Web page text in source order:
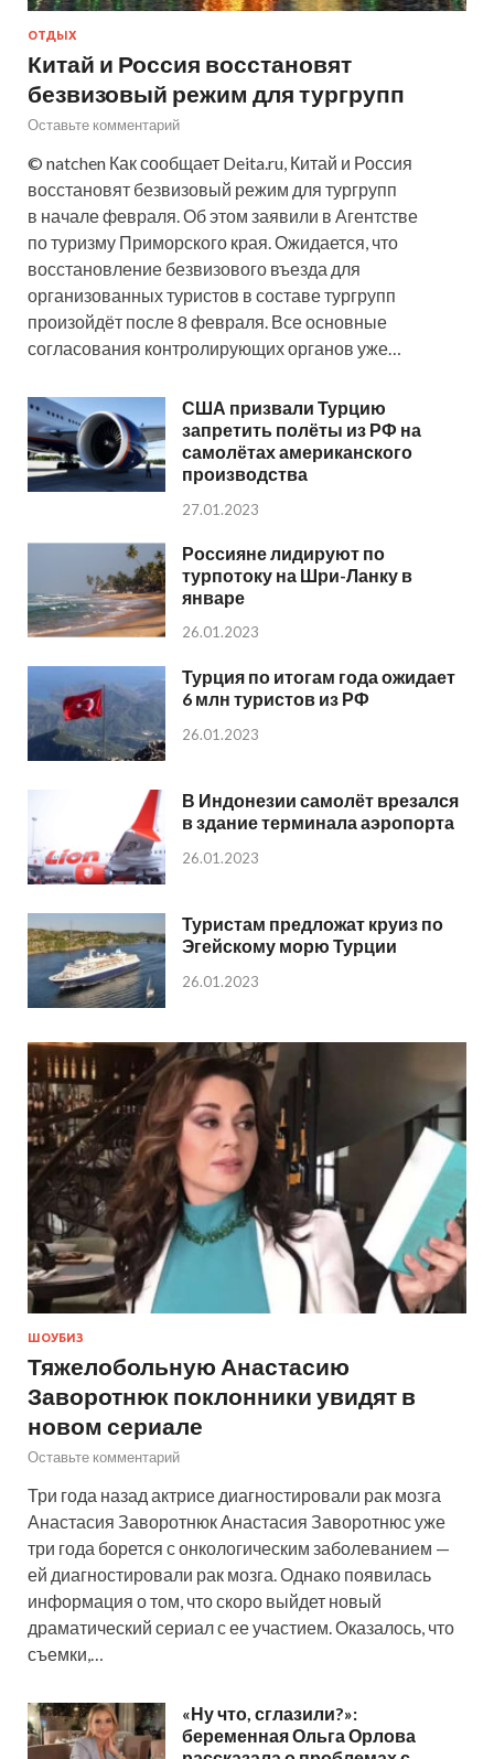
ОТДЫХ
Китай и Россия восстановят
безвизовый режим для тургрупп
Оставьте комментарий
© natchen Как сообщает Deita.ru, Китай и Россия
восстановят безвизовый режим для тургрупп
в начале февраля. Об этом заявили в Агентстве
по туризму Приморского края. Ожидается, что
восстановление безвизового въезда для
организованных туристов в составе тургрупп
произойдёт после 8 февраля. Все основные
согласования контролирующих органов уже…
США призвали Турцию
запретить полёты из РФ на
самолётах американского
производства
27.01.2023
Россияне лидируют по
турпотоку на Шри-Ланку в
январе
26.01.2023
Турция по итогам года ожидает
6 млн туристов из РФ
26.01.2023
В Индонезии самолёт врезался
в здание терминала аэропорта
26.01.2023
Туристам предложат круиз по
Эгейскому морю Турции
26.01.2023
ШОУБИЗ
Тяжелобольную Анастасию
Заворотнюк поклонники увидят в
новом сериале
Оставьте комментарий
Три года назад актрисе диагностировали рак мозга
Анастасия Заворотнюк Анастасия Заворотнюс уже
три года борется с онкологическим заболеванием —
ей диагностировали рак мозга. Однако появилась
информация о том, что скоро выйдет новый
драматический сериал с ее участием. Оказалось, что
съемки,…
«Ну что, сглазили?»:
беременная Ольга Орлова